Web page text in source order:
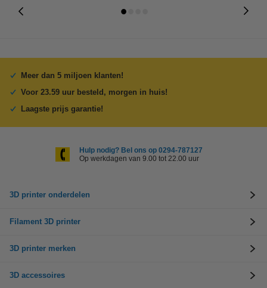
Meer dan 5 miljoen klanten!
Voor 23.59 uur besteld, morgen in huis!
Laagste prijs garantie!
Hulp nodig? Bel ons op 0294-787127
Op werkdagen van 9.00 tot 22.00 uur
3D printer onderdelen
Filament 3D printer
3D printer merken
3D accessoires